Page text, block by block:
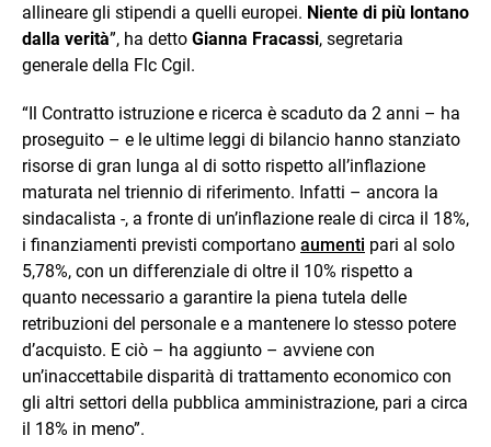
allineare gli stipendi a quelli europei. Niente di più lontano
dalla verità”, ha detto Gianna Fracassi, segretaria
generale della Flc Cgil.
“Il Contratto istruzione e ricerca è scaduto da 2 anni – ha
proseguito – e le ultime leggi di bilancio hanno stanziato
risorse di gran lunga al di sotto rispetto all’inflazione
maturata nel triennio di riferimento. Infatti – ancora la
sindacalista -, a fronte di un’inflazione reale di circa il 18%,
i finanziamenti previsti comportano aumenti pari al solo
5,78%, con un differenziale di oltre il 10% rispetto a
quanto necessario a garantire la piena tutela delle
retribuzioni del personale e a mantenere lo stesso potere
d’acquisto. E ciò – ha aggiunto – avviene con
un’inaccettabile disparità di trattamento economico con
gli altri settori della pubblica amministrazione, pari a circa
il 18% in meno”.